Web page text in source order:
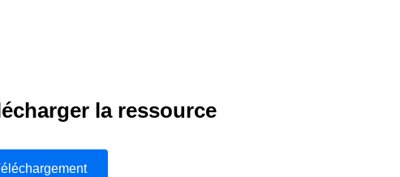
la ressource